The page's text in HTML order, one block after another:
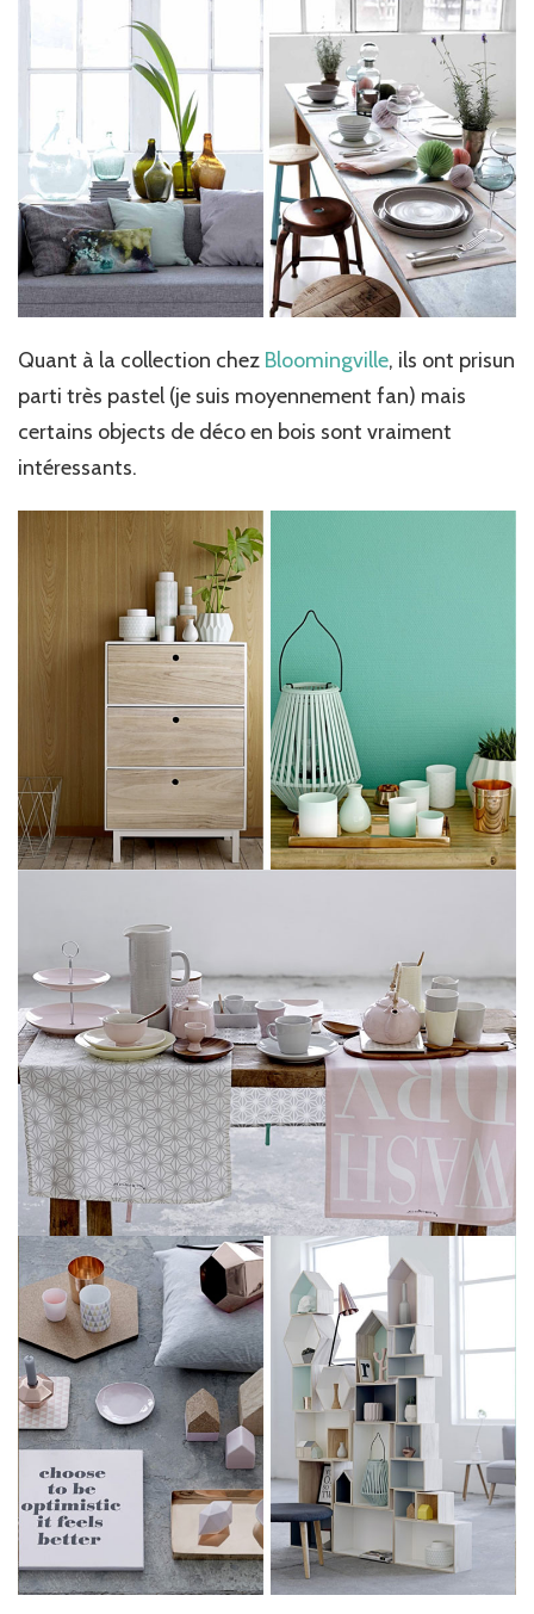
Quant à la collection chez Bloomingville, ils ont prisun
parti très pastel (je suis moyennement fan) mais
certains objects de déco en bois sont vraiment
intéressants.